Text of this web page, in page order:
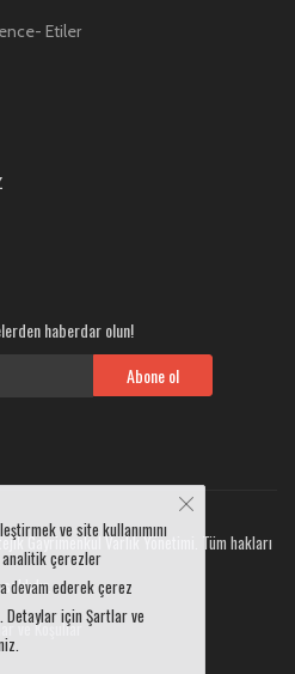
Etiler
haberdar olun!
Abone ol
Gayrimenkul Varlık Yönetimi. Tüm hakları
saklıdır.
ve Koşullar
ve site kullanımını
analitik çerezler
devam ederek çerez
Detaylar için Şartlar ve